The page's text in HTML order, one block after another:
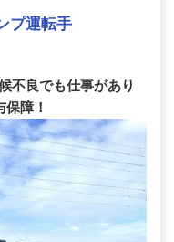
プ運転手
不良でも仕事があり
障！